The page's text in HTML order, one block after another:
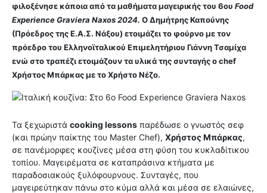
φιλοξένησε κάποια από τα μαθήματα μαγειρικής του 6ου Food
Experience Graviera Naxos 2024. Ο Δημήτρης Καπούνης
(Πρόεδρος της Ε.Α.Σ. Νάξου) ετοιμάζει το φούρνο με τον
πρόεδρο του Ελληνοϊταλικού Επιμελητήριου Γιάννη Τσαμίχα
ενώ στο τραπέζι ετοιμάζουν τα υλικά της συνταγής ο chef
Χρήστος Μπάρκας με το Χρήστο Νέζο.
Τα ξεχωριστά cooking lessons παρέδωσε ο γνωστός σεφ
(και πρώην παίκτης του Master Chef), Χρήστος Μπάρκας,
σε πανέμορφες κουζίνες μέσα στη φύση του κυκλαδίτικου
τοπίου. Μαγειρέματα σε καταπράσινα κτήματα με
παραδοσιακούς ξυλόφουρνους. Συνταγές, που
μαγειρεύτηκαν πάνω στο κύμα αλλά και μέσα σε ελαιώνες,